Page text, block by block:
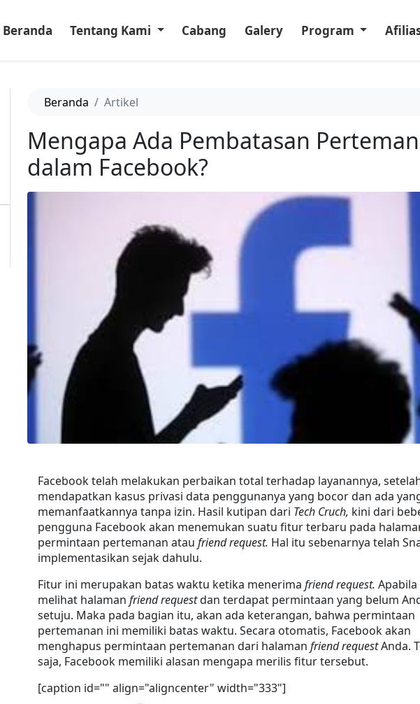
Beranda Tentang Kami Cabang Galery Program
Beranda Artikel
Mengapa Ada Pembatasan
dalam Facebook?
Facebook telah melakukan perbaikan total terhadap layanannya,
mendapatkan kasus privasi data penggunanya yang bocor dan ada
memanfaatkannya tanpa izin. Hasil kutipan dari Tech Cruch, kini dari
pengguna Facebook akan menemukan suatu fitur terbaru pada
permintaan pertemanan atau friend request. Hal itu sebenarnya telah
implementasikan sejak dahulu.
Fitur ini merupakan batas waktu ketika menerima friend request. Apabila
melihat halaman friend request dan terdapat permintaan yang belum
setuju. Maka pada bagian itu, akan ada keterangan, bahwa permintaan
pertemanan ini memiliki batas waktu. Secara otomatis, Facebook akan
menghapus permintaan pertemanan dari halaman friend request Anda.
saja, Facebook memiliki alasan mengapa merilis fitur tersebut.
[caption id="" align="aligncenter" width="333"]